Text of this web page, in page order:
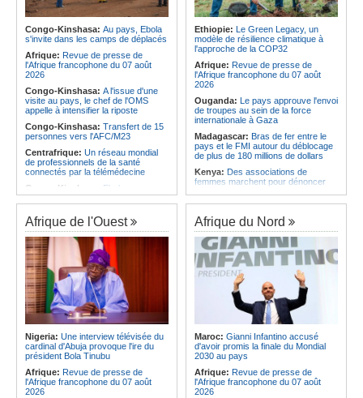
Afrique:L'Angola possède l'un des
régimes juridiques les plus complets
du continent
Afrique:AfroBasket U18 (F) - Le
Sénégal craque au 3e quart-temps
et s'incline face à la Tunisie (44-43)
Angola:La nouvelle loi renforce la
protection des institutions contre les
cyberattaques, selon Mário Oliveira
Angola:Le pays criminalise la
diffusion de fausses informations
sur Internet
Congo-Kinshasa: Au pays, Ebola
s'invite dans les camps de déplacés
Afrique: Revue de presse de
l'Afrique francophone du 07 août
2026
Congo-Kinshasa: A l'issue d'une
visite au pays, le chef de l'OMS
appelle à intensifier la riposte
Congo-Kinshasa: Transfert de 15
personnes vers l'AFC/M23
Centrafrique: Un réseau mondial
de professionnels de la santé
connectés par la télémédecine
Congo-Kinshasa: Ebola au pays -
Africa CDC mise sur les
communautés
Afrique Centrale:L'explosion de la
demande de viande de brousse
extermine la faune sauvage
Congo-Kinshasa:Après l'accord
avec une branche des FDLR, les
zones d'ombre persistent
Centrafrique: Un gendarme détenu
par le groupe armé AAKG retrouve
la liberté
Rome et Kigali discutent
d'une possible externalisation au
pays des procédures d'asile à
destination de l'Italie
Ethiopie: Le Green Legacy, un
modèle de résilience climatique à
l'approche de la COP32
Afrique: Revue de presse de
l'Afrique francophone du 07 août
2026
Ouganda: Le pays approuve l'envoi
de troupes au sein de la force
internationale à Gaza
Madagascar: Bras de fer entre le
pays et le FMI autour du déblocage
de plus de 180 millions de dollars
Kenya: Des associations de
femmes marchent pour dénoncer
Afrique:La CEA renforce les
capacités des parlementaires de
l'Afrique de l'Est
Congo-Kinshasa:
Après l'accord
avec une branche des FDLR, les
zones d'ombre persistent
Sud-Soudan:
Le pays à la croisée
des chemins, alerte l'ONU
Rwanda:Rome et Kigali discutent
d'une possible externalisation au
pays des procédures d'asile à
destination de l'Italie
Somalie:Le camp de Galkayo
frappé par une violente attaque des
Forces du Puntland
Afrique de l'Ouest
Nigeria: Une interview télévisée du
cardinal d'Abuja provoque l'ire du
président Bola Tinubu
Afrique: Revue de presse de
l'Afrique francophone du 07 août
2026
Afrique du Nord
Maroc: Gianni Infantino accusé
d'avoir promis la finale du Mondial
2030 au pays
Afrique: Revue de presse de
l'Afrique francophone du 07 août
2026